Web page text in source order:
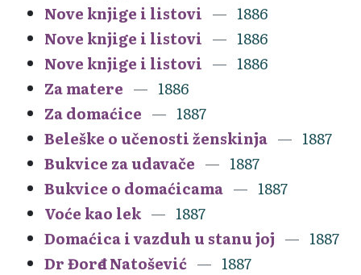
Nove knjige i listovi
1886
Nove knjige i listovi
1886
Nove knjige i listovi
1886
Za matere
1886
Za domaćice
1887
Beleške o učenosti ženskinja
1887
Bukvice za udavače
1887
Bukvice o domaćicama
1887
Voće kao lek
1887
Domaćica i vazduh u stanu joj
1887
Dr Đorđe Natošević
1887